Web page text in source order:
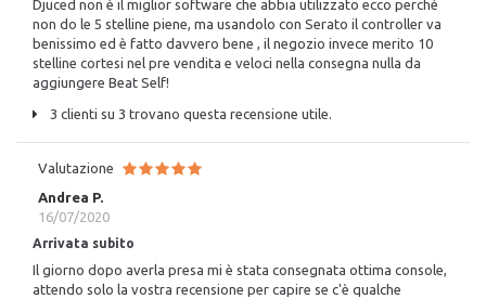
Djuced non è il miglior software che abbia utilizzato ecco perché
non do le 5 stelline piene, ma usandolo con Serato il controller va
benissimo ed è fatto davvero bene , il negozio invece merito 10
stelline cortesi nel pre vendita e veloci nella consegna nulla da
aggiungere Beat Self!
3 clienti su 3 trovano questa recensione utile.
Valutazione
Andrea P.
16/07/2020
Arrivata subito
Il giorno dopo averla presa mi è stata consegnata ottima console,
attendo solo la vostra recensione per capire se c'è qualche